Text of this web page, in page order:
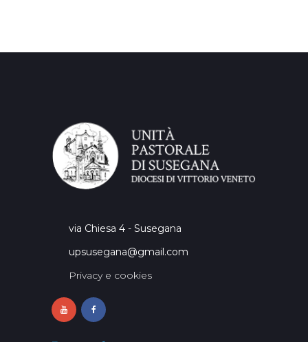
via Chiesa 4 - Susegana
upsusegana@gmail.com
Privacy e cookies